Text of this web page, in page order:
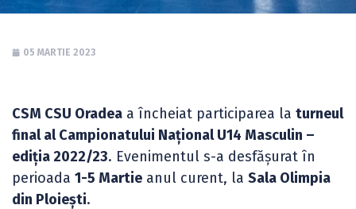
05 MARTIE 2023
CSM CSU Oradea a încheiat participarea la turneul
final al Campionatului Național U14 Masculin –
ediția 2022/23. Evenimentul s-a desfășurat în
perioada 1-5 Martie anul curent, la Sala Olimpia
din Ploiești.